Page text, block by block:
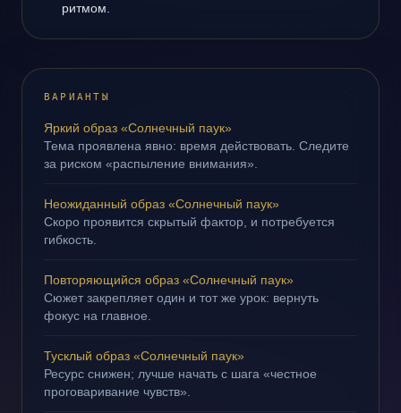
ритмом.
ВАРИАНТЫ
Яркий образ «Солнечный паук»
Тема проявлена явно: время действовать. Следите
за риском «распыление внимания».
Неожиданный образ «Солнечный паук»
Скоро проявится скрытый фактор, и потребуется
гибкость.
Повторяющийся образ «Солнечный паук»
Сюжет закрепляет один и тот же урок: вернуть
фокус на главное.
Тусклый образ «Солнечный паук»
Ресурс снижен; лучше начать с шага «честное
проговаривание чувств».